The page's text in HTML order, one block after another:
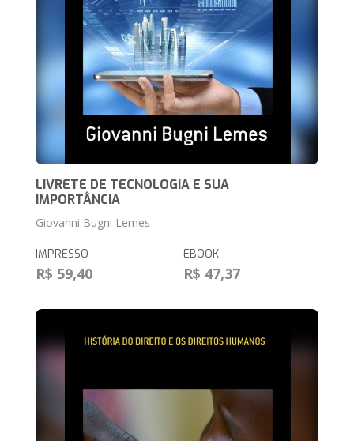
LIVRETE DE TECNOLOGIA E SUA
IMPORTÂNCIA
Giovanni Bugni Lemes
IMPRESSO
R$ 59,40
EBOOK
R$ 47,37